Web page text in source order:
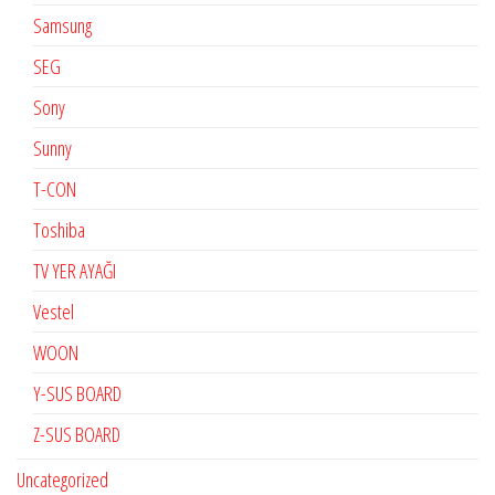
Samsung
SEG
Sony
Sunny
T-CON
Toshiba
TV YER AYAĞI
Vestel
WOON
Y-SUS BOARD
Z-SUS BOARD
Uncategorized